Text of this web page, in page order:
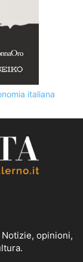
opinioni,